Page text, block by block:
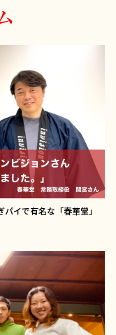
イで有名な「春華堂」